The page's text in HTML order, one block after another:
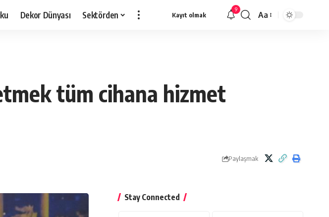
Dekor Dünyası Sektörden Kayıt olmak
9
Yazı
Aa
tüm cihana hizmet
Paylaşmak
Stay Connected